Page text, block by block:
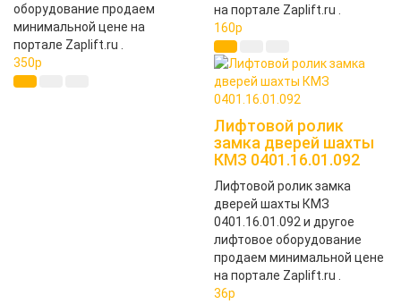
оборудование продаем
минимальной цене на
портале Zaplift.ru .
350p
на портале Zaplift.ru .
160p
Лифтовой ролик
замка дверей шахты
КМЗ 0401.16.01.092
Лифтовой ролик замка
дверей шахты КМЗ
0401.16.01.092 и другое
лифтовое оборудование
продаем минимальной цене
на портале Zaplift.ru .
36p